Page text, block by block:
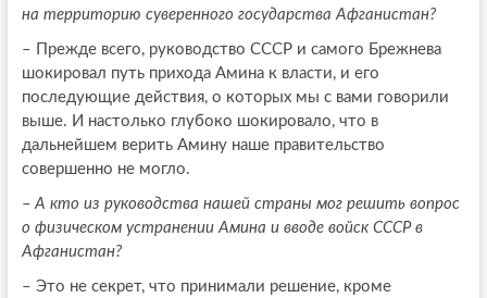
на территорию суверенного государства Афганистан?
– Прежде всего, руководство СССР и самого Брежнева
шокировал путь прихода Амина к власти, и его
последующие действия, о которых мы с вами говорили
выше. И настолько глубоко шокировало, что в
дальнейшем верить Амину наше правительство
совершенно не могло.
– А кто из руководства нашей страны мог решить вопрос
о физическом устранении Амина и вводе войск СССР в
Афганистан?
– Это не секрет, что принимали решение, кроме